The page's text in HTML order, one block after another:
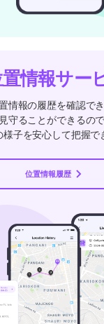
情報サー
情報の履歴を確認で
守ることができるの
様子を安心して把握で
位置情報履歴